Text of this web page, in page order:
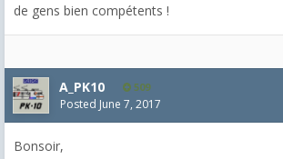
de gens bien compétents !
A_PK10 509
Posted June 7, 2017
Bonsoir,